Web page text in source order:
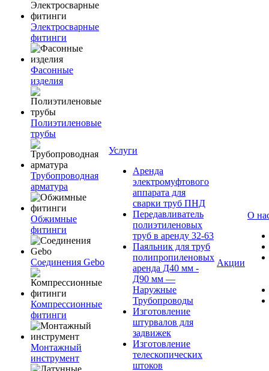
Электросварные
фитинги
Фасонные
изделия
Полиэтиленовые
трубы
Трубопроводная
арматура
Обжимные
фитинги
Соединения Gebo
Компрессионные
фитинги
Монтажный
инструмент
Услуги
Аренда
электромуфтового
аппарата для
сварки труб ПНД
Передавливатель
полиэтиленовых
труб в аренду 32-63
Паяльник для труб
полипропиленовых
аренда Д40 мм -
Д90 мм —
Наружные
Трубопроводы
Изготовление
штурвалов для
задвижек
Изготовление
телескопических
штоков
Акции
О